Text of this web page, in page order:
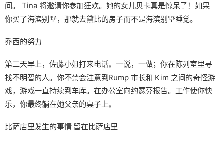
间。 Tina 将邀请你参加狂欢。她的女儿贝卡真是惊呆了！如果
你买了海滨别墅，那就去黛比的房子而不是海滨别墅睡觉。
乔西的努力
第二天早上，佐藤小姐打来电话。一说，一做；你在陈列室里寻
找不明智的人。你不禁会注意到Rump 市长和 Kim 之间的奇怪游
戏，游戏一直持续到车库。在办公室向约瑟芬报告。工作使你快
乐，你最终躺在她父亲的桌子上。
比萨店里发生的事情 留在比萨店里